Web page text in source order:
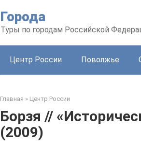
Города
Туры по городам Российской
Центр России Поволжье
Главная » Центр России
Борзя //
(2009)